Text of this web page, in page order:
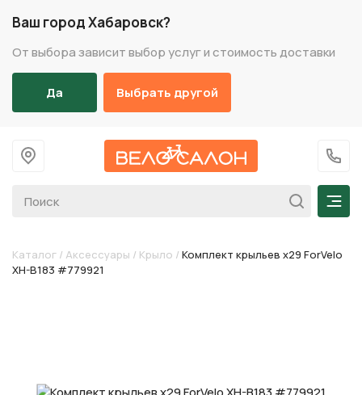
Ваш город Хабаровск?
От выбора зависит выбор услуг и стоимость доставки
Да Выбрать другой
На главную
+7
Каталог / Аксессуары / Крыло / Комплект крыльев х29 ForVelo
XH-B183 #779921